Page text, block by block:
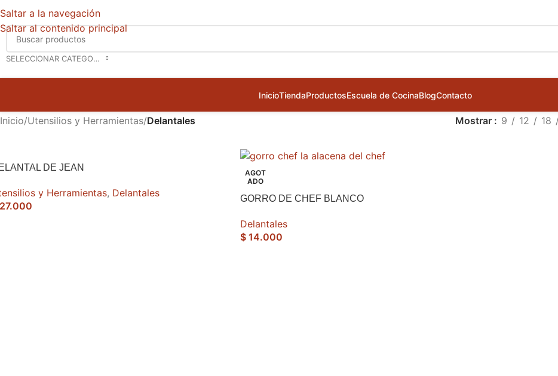
Saltar a la navegación
Saltar al contenido principal
SELECCIONAR CATEGORÍA
InicioTiendaProductosEscuela de CocinaBlogContacto
Inicio/Utensilios y Herramientas/Delantales Mostrar 9 12 18
DE JEAN
y Herramientas, Delantales
AGOT
ADO
GORRO DE CHEF BLANCO
Delantales
$ 14.000